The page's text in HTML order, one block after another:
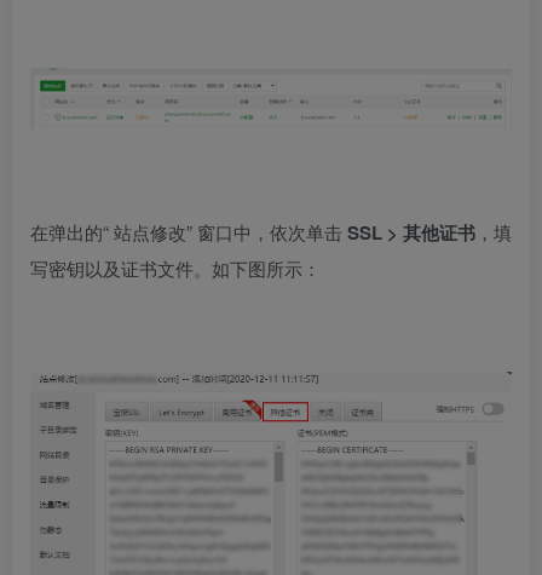
在弹出的“ 站点修改” 窗口中，依次单击 SSL > 其他证书 ，填
写密钥以及证书文件。如下图所示：